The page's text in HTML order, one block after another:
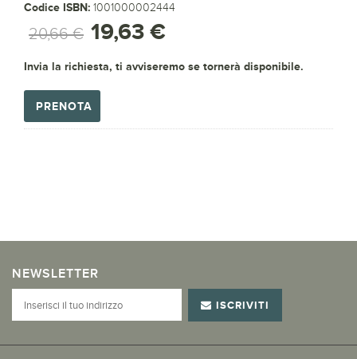
Codice ISBN: 1001000002444
20,66 € 19,63 €
Invia la richiesta, ti avviseremo se tornerà disponibile.
PRENOTA
NEWSLETTER
ISCRIVITI